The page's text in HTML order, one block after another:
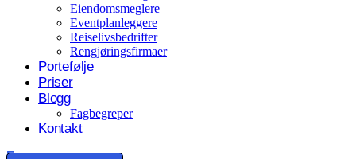
Eiendomsmeglere
Eventplanleggere
Reiselivsbedrifter
Rengjøringsfirmaer
Portefølje
Priser
Blogg
Fagbegreper
Kontakt
Eng